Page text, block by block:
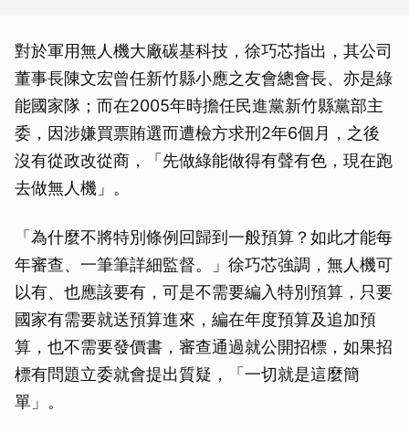
對於軍用無人機大廠碳基科技，徐巧芯指出，其公司
董事長陳文宏曾任新竹縣小應之友會總會長、亦是綠
能國家隊；而在2005年時擔任民進黨新竹縣黨部主
委，因涉嫌買票賄選而遭檢方求刑2年6個月，之後
沒有從政改從商，「先做綠能做得有聲有色，現在跑
去做無人機」。
「為什麼不將特別條例回歸到一般預算？如此才能每
年審查、一筆筆詳細監督。」徐巧芯強調，無人機可
以有、也應該要有，可是不需要編入特別預算，只要
國家有需要就送預算進來，編在年度預算及追加預
算，也不需要發價書，審查通過就公開招標，如果招
標有問題立委就會提出質疑，「一切就是這麼簡
單」。